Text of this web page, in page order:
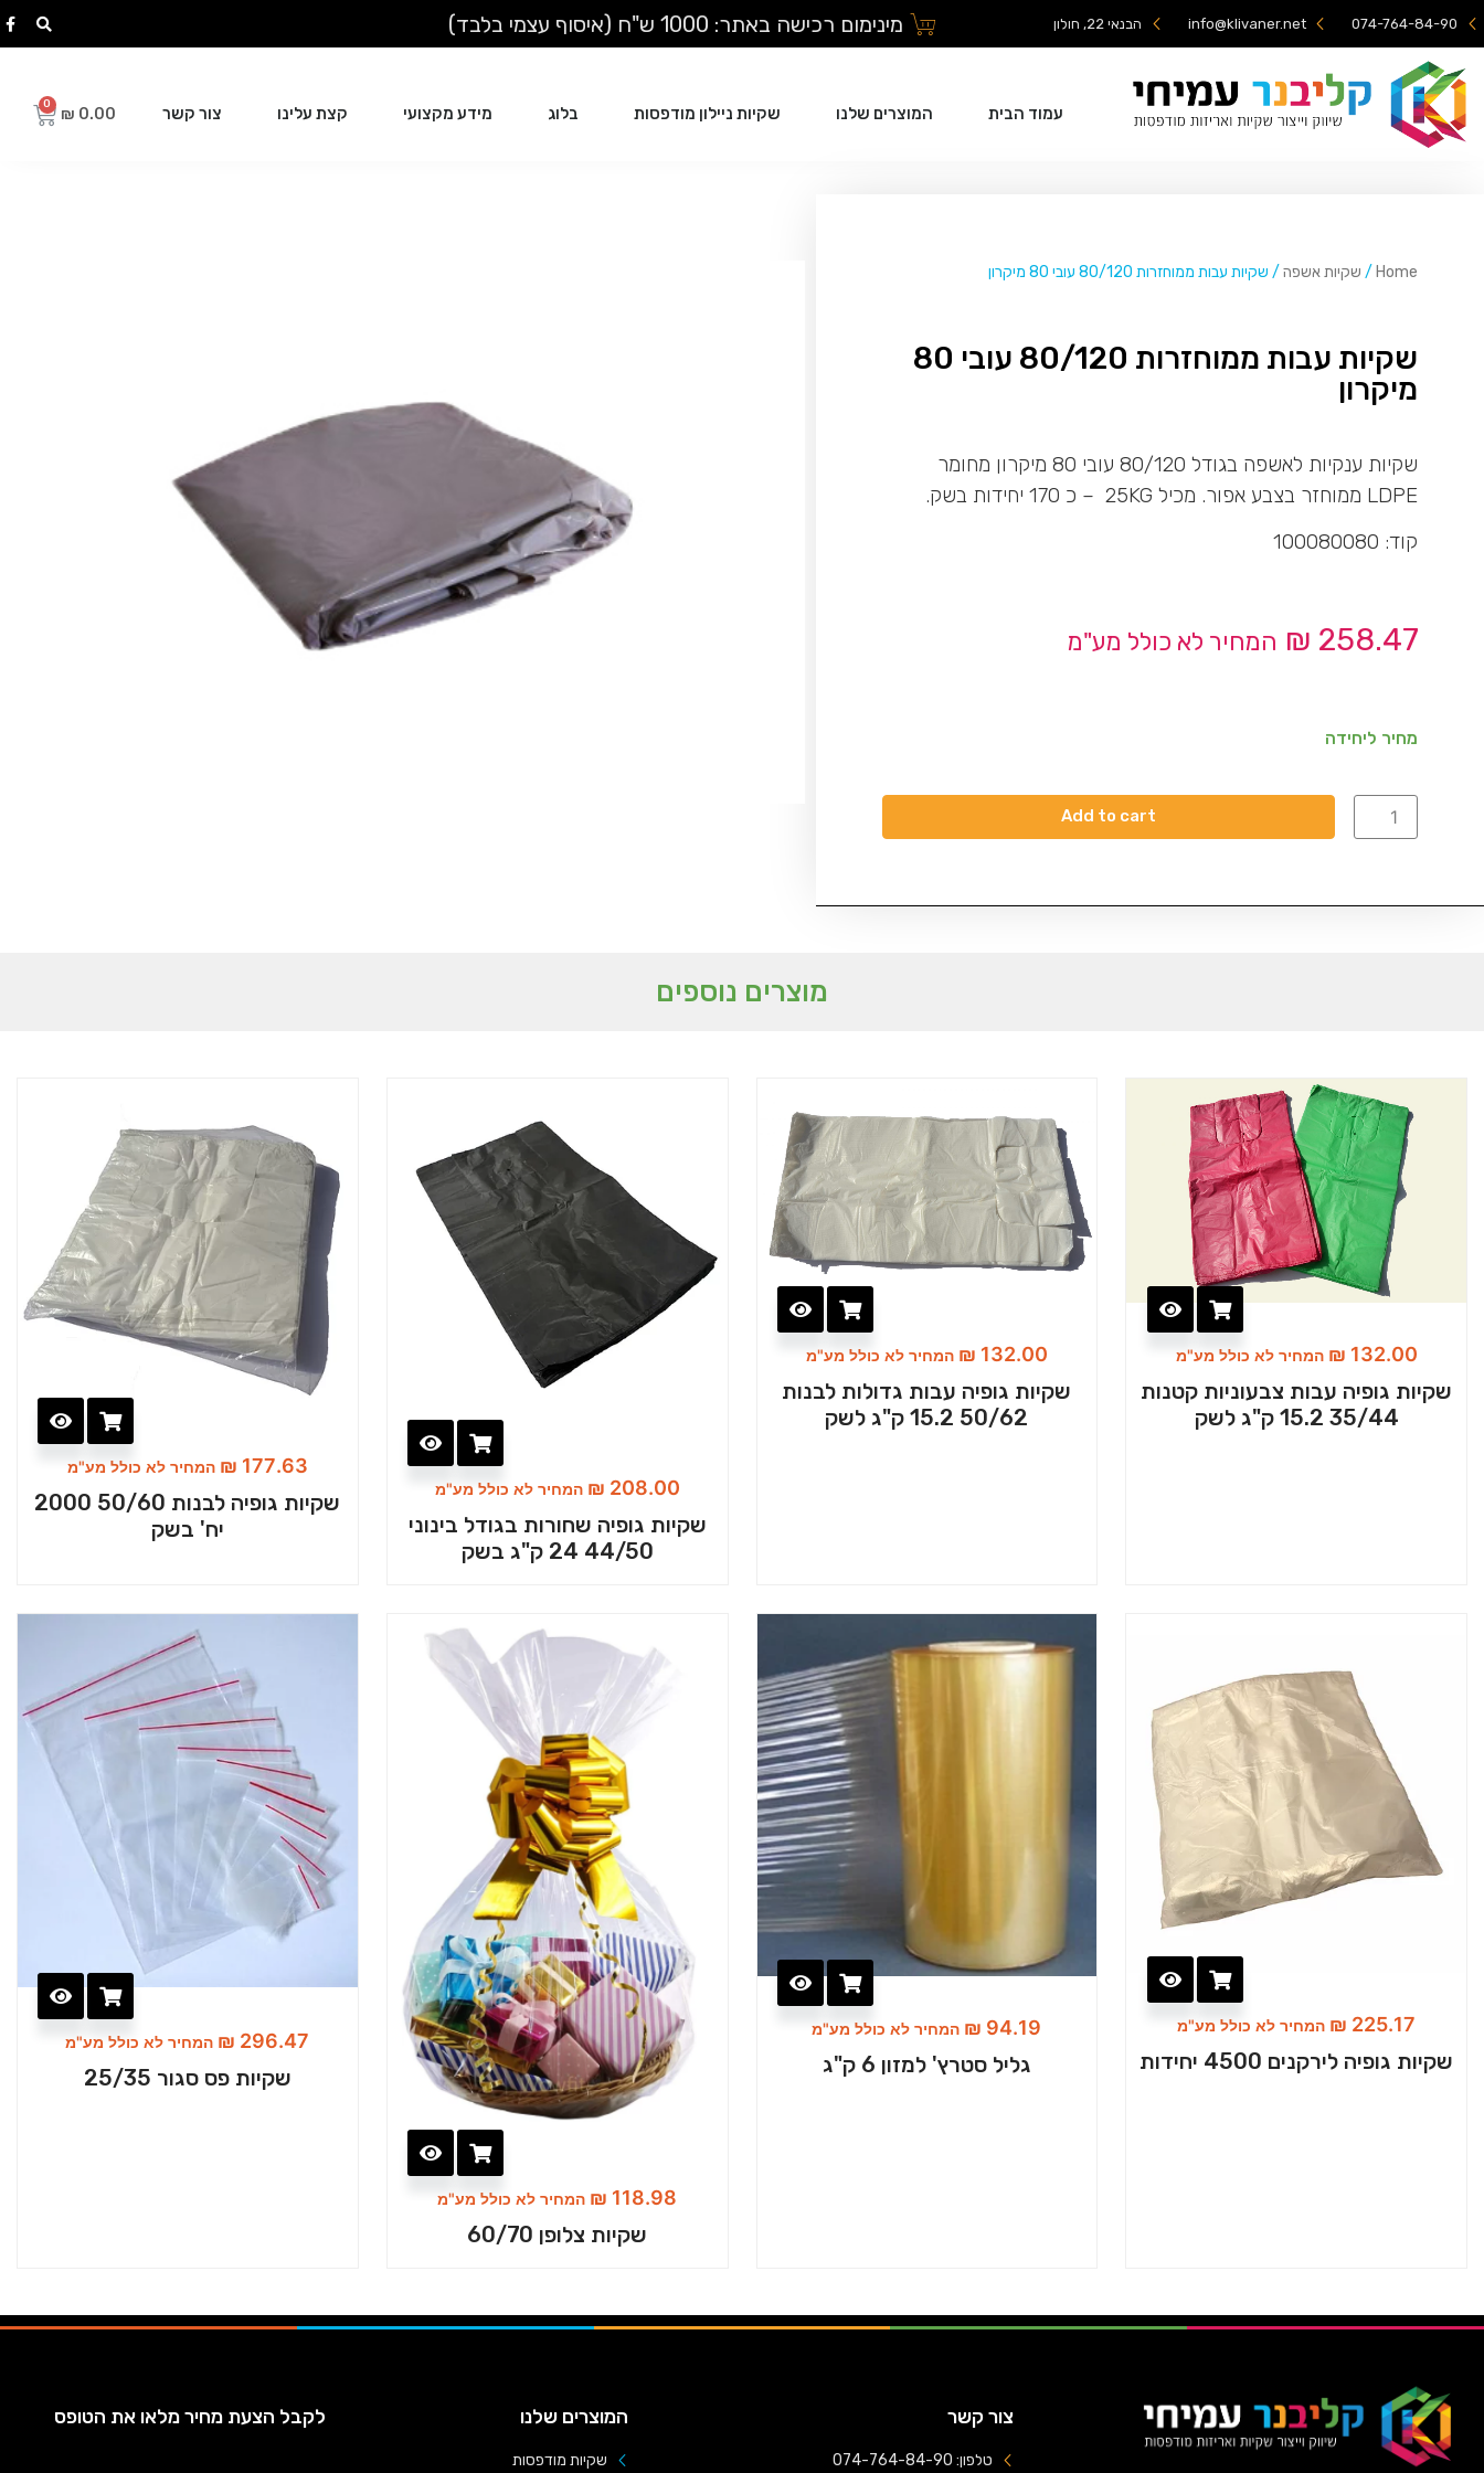
074-764-84-90
info@klivaner.net הבנאי 22, חולון מינימום רכישה באתר: 1000 ש"ח (איסוף עצמי בלבד)
עמוד הבית המוצרים שלנו שקיות ניילון מודפסות בלוג מידע מקצועי קצת עלינו צור קשר ₪ 0.00
Home
/ שקיות אשפה / שקיות עבות ממוחזרות 80/120 עובי 80 מיקרון
שקיות עבות ממוחזרות 80/120 עובי 80
מיקרון
שקיות ענקיות לאשפה בגודל 80/120 עובי 80 מיקרון מחומר
LDPE ממוחזר בצבע אפור. מכיל 25KG – כ 170 יחידות בשק.
קוד: 100080080
₪ 258.47 המחיר לא כולל מע"מ
מחיר ליחידה
Add to cart
מוצרים נוספים
₪ 132.00 המחיר לא כולל מע"מ
שקיות גופיה עבות צבעוניות קטנות
35/44 15.2 ק"ג לשק
₪ 132.00 המחיר לא כולל מע"מ
שקיות גופיה עבות גדולות לבנות
50/62 15.2 ק"ג לשק
₪ 208.00 המחיר לא כולל מע"מ
שקיות גופיה שחורות בגודל בינוני
44/50 24 ק"ג בשק
₪ 177.63 המחיר לא כולל מע"מ
שקיות גופיה לבנות 50/60 2000
יח' בשק
₪ 225.17 המחיר לא כולל מע"מ
שקיות גופיה לירקנים 4500 יחידות
₪ 94.19 המחיר לא כולל מע"מ
גליל סטרץ' למזון 6 ק"ג
₪ 118.98 המחיר לא כולל מע"מ
שקיות צלופן 60/70
₪ 296.47 המחיר לא כולל מע"מ
שקיות פס סגור 25/35
צור קשר
טלפון: 074-764-84-90
המוצרים שלנו
שקיות מודפסות
לקבל הצעת מחיר מלאו את הטופס